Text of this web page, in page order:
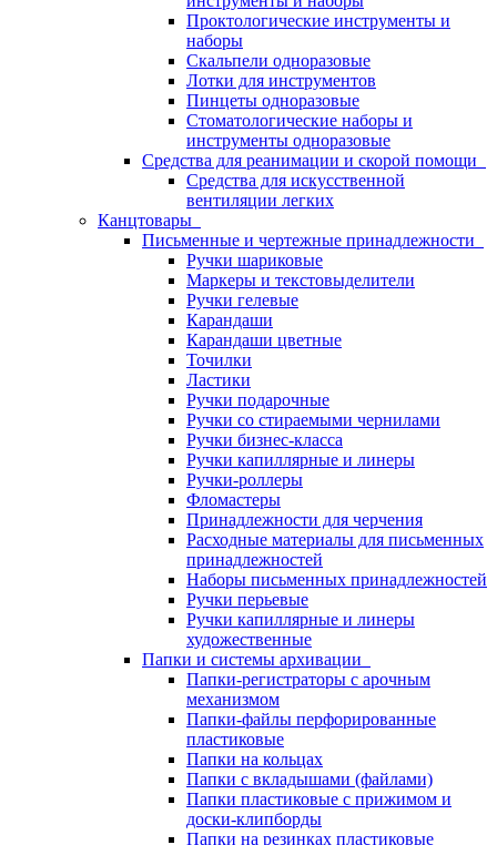
Проктологические инструменты и
наборы
Скальпели одноразовые
Лотки для инструментов
Пинцеты одноразовые
Стоматологические наборы и
инструменты одноразовые
Средства для реанимации и скорой помощи
Средства для искусственной
вентиляции легких
Канцтовары
Письменные и чертежные принадлежности
Ручки шариковые
Маркеры и текстовыделители
Ручки гелевые
Карандаши
Карандаши цветные
Точилки
Ластики
Ручки подарочные
Ручки со стираемыми чернилами
Ручки бизнес-класса
Ручки капиллярные и линеры
Ручки-роллеры
Фломастеры
Принадлежности для черчения
Расходные материалы для письменных
принадлежностей
Наборы письменных принадлежностей
Ручки перьевые
Ручки капиллярные и линеры
художественные
Папки и системы архивации
Папки-регистраторы с арочным
механизмом
Папки-файлы перфорированные
пластиковые
Папки на кольцах
Папки с вкладышами (файлами)
Папки пластиковые с прижимом и
доски-клипборды
Папки на резинках пластиковые